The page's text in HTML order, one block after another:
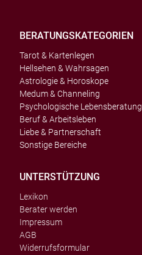
BERATUNGSKATEGORIEN
Tarot & Kartenlegen
Hellsehen & Wahrsagen
Astrologie & Horoskope
Medum & Channeling
Psychologische Lebensberatung
Beruf & Arbeitsleben
Liebe & Partnerschaft
Sonstige Bereiche
UNTERSTÜTZUNG
Lexikon
Berater werden
Impressum
AGB
Widerrufsformular